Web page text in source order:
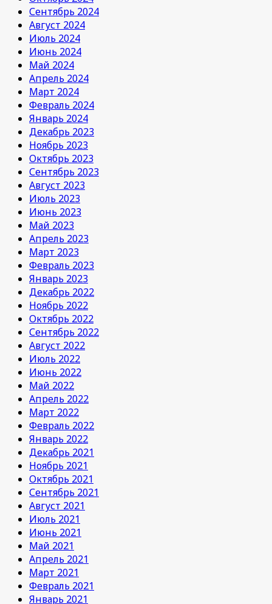
Сентябрь 2024
Август 2024
Июль 2024
Июнь 2024
Май 2024
Апрель 2024
Март 2024
Февраль 2024
Январь 2024
Декабрь 2023
Ноябрь 2023
Октябрь 2023
Сентябрь 2023
Август 2023
Июль 2023
Июнь 2023
Май 2023
Апрель 2023
Март 2023
Февраль 2023
Январь 2023
Декабрь 2022
Ноябрь 2022
Октябрь 2022
Сентябрь 2022
Август 2022
Июль 2022
Июнь 2022
Май 2022
Апрель 2022
Март 2022
Февраль 2022
Январь 2022
Декабрь 2021
Ноябрь 2021
Октябрь 2021
Сентябрь 2021
Август 2021
Июль 2021
Июнь 2021
Май 2021
Апрель 2021
Март 2021
Февраль 2021
Январь 2021